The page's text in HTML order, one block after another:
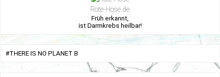
Rote-Hose.de
Früh erkannt,
ist Darmkrebs heilbar!
#THERE IS NO PLANET B